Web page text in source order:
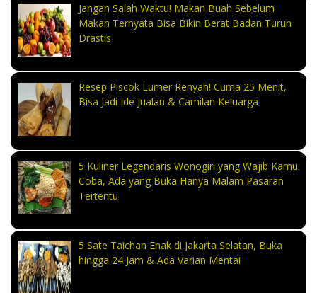
Jangan Salah Waktu! Makan Buah Sebelum
Makan Ternyata Bisa Bikin Berat Badan Turun
Drastis
Resep Piscok Lumer Renyah! Cuma 25 Menit,
Bisa Jadi Ide Jualan & Camilan Keluarga
5 Kuliner Legendaris Wonogiri yang Wajib Kamu
Coba, Ada yang Buka Hanya Malam Pasaran
Tertentu
5 Sate Taichan Enak di Jakarta Selatan, Buka
hingga 24 Jam & Ada Varian Mentai